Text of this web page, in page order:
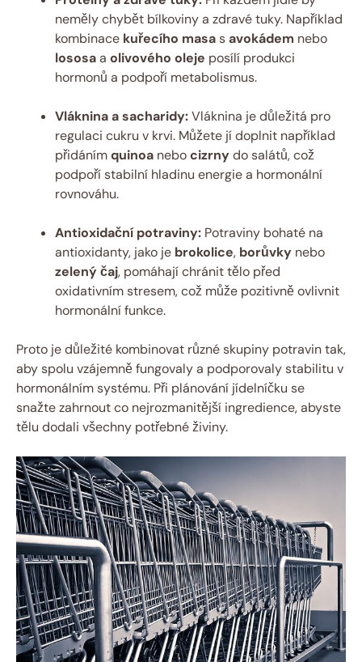
neměly chybět bílkoviny a zdravé tuky. Například
kombinace kuřecího masasavokádem nebo
lososaa olivového oleje posílí produkci
hormonů a podpoří metabolismus.
Vláknina a sacharidy:Vláknina je důležitá pro
regulaci cukru v krvi. Můžete jí doplnit například
přidánímquinoa nebocizrny do salátů, což
podpoří stabilní hladinu energie a hormonální
rovnováhu.
Antioxidační potraviny: Potraviny bohaté na
antioxidanty, jako je brokolice, borůvky nebo
zelený čaj, pomáhají chránit tělo před
oxidativním stresem, což může pozitivně ovlivnit
hormonální funkce.
Proto je důležité kombinovat různé skupiny potravin tak,
aby spolu vzájemně fungovaly a podporovaly stabilitu v
hormonálním systému. Při plánování jídelníčku se
snažte zahrnout co nejrozmanitější ingredience, abyste
tělu dodali všechny potřebné živiny.